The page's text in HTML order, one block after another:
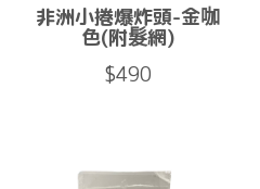
非洲小捲爆炸頭-金咖
色(附髮網)
$490